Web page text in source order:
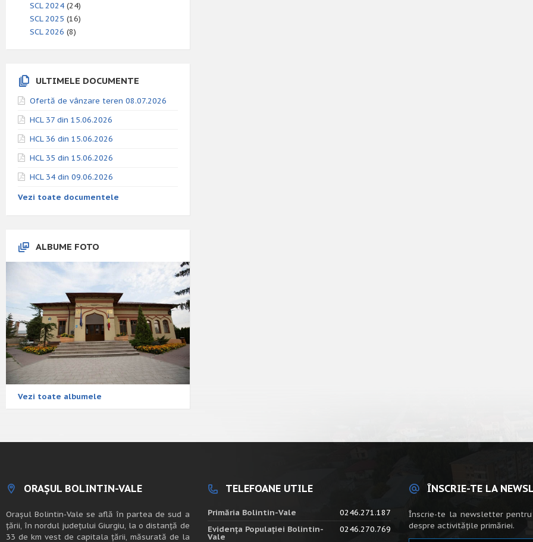
SCL 2024 (24)
SCL 2025 (16)
SCL 2026 (8)
ULTIMELE DOCUMENTE
Ofertă de vânzare teren 08.07.2026
HCL 37 din 15.06.2026
HCL 36 din 15.06.2026
HCL 35 din 15.06.2026
HCL 34 din 09.06.2026
Vezi toate documentele
ALBUME FOTO
Vezi toate albumele
ORAȘUL BOLINTIN-VALE
Oraşul Bolintin-Vale se află în partea de sud a
ţării, în nordul judeţului Giurgiu, la o distanţă de
33 de km vest de capitala țării, măsurată de la
TELEFOANE UTILE
Primăria Bolintin-Vale
0246.271.187
Evidența Populației Bolintin-
Vale
0246.270.769
ÎNSCRIE-TE LA
Înscrie-te la newsletter
despre activitățile primăriei.